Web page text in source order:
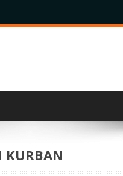
KURBAN